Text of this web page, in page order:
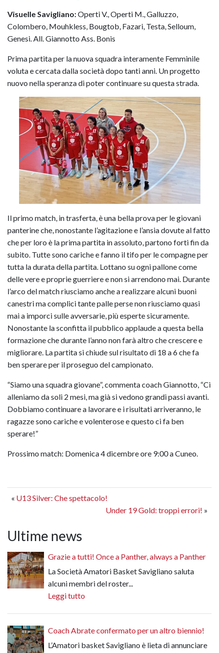
Visuelle Savigliano:Operti V., Operti M., Galluzzo,
Colombero, Mouhkless, Bougtob, Fazari, Testa, Selloum,
Genesi. All. Giannotto Ass. Bonis
Prima partita per la nuova squadra interamente Femminile
voluta e cercata dalla società dopo tanti anni. Un progetto
nuovo nella speranza di poter continuare su questa strada.
Il primo match, in trasferta, è una bella prova per le giovani
panterine che, nonostante l’agitazione e l’ansia dovute al fatto
che per loro è la prima partita in assoluto, partono forti fin da
subito. Tutte sono cariche e fanno il tifo per le compagne per
tutta la durata della partita. Lottano su ogni pallone come
delle vere e proprie guerriere e non si arrendono mai. Durante
l’arco del match riusciamo anche a realizzare alcuni buoni
canestri ma complici tante palle perse non riusciamo quasi
mai a imporci sulle avversarie, più esperte sicuramente.
Nonostante la sconfitta il pubblico applaude a questa bella
formazione che durante l’anno non farà altro che crescere e
migliorare. La partita si chiude sul risultato di 18 a 6 che fa
ben sperare per il proseguo del campionato.
“Siamo una squadra giovane”, commenta coach Giannotto, “Ci
alleniamo da soli 2 mesi, ma già si vedono grandi passi avanti.
Dobbiamo continuare a lavorare e i risultati arriveranno, le
ragazze sono cariche e volenterose e questo ci fa ben
sperare!”
Prossimo match: Domenica 4 dicembre ore 9:00 a Cuneo.
« U13 Silver: Che spettacolo!
Under 19 Gold: troppi errori! »
Ultime news
Grazie a tutti! Once a Panther, always a Panther
La Società Amatori Basket Savigliano saluta
alcuni membri del roster...
Leggi tutto
Coach Abrate confermato per un altro biennio!
L’Amatori basket Savigliano è lieta di annunciare